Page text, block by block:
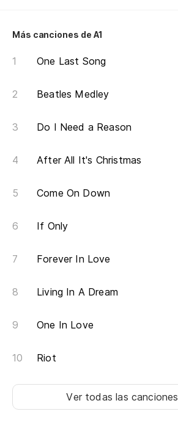
Más canciones de A1
One Last Song
Beatles Medley
Do I Need a Reason
After All It's Christmas
Come On Down
If Only
Forever In Love
Living In A Dream
One In Love
Riot
Ver todas las canciones